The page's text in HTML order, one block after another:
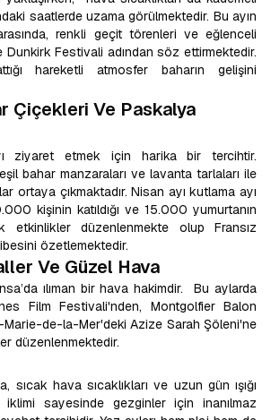
saatlerde uzama görülmektedir. Bu ayın
renkli geçit törenleri ve eğlenceli
Dunkirk Festivali adından söz ettirmektedir.
hareketli atmosfer baharın gelişini
Çiçekleri Ve Paskalya
ziyaret etmek için harika bir tercihtir.
bahar manzaraları ve lavanta tarlaları ile
ortaya çıkmaktadır. Nisan ayı kutlama ayı
kişinin katıldığı ve 15.000 yumurtanın
etkinlikler düzenlenmekte olup Fransız
özetlemektedir.
Ve Güzel Hava
ılıman bir hava hakimdir. Bu aylarda
Film Festivali'nden, Montgolfier Balon
Marie-de-la-Mer'deki Azize Sarah Şöleni'ne
düzenlenmektedir.
sıcak hava sıcaklıkları ve uzun gün ışığı
sayesinde gezginler için inanılmaz